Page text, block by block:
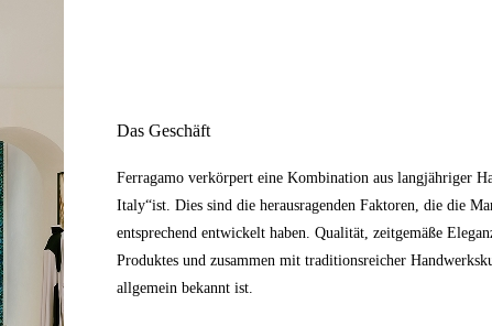
Das Geschäft
Ferragamo verkörpert eine Kombination aus langjähriger
Italy“ist. Dies sind die herausragenden Faktoren, die die
entsprechend entwickelt haben. Qualität, zeitgemäße
Produktes und zusammen mit traditionsreicher
allgemein bekannt ist.